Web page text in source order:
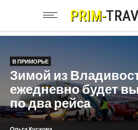
В ПРИМОРЬЕ
Зимой из
ежедневно будет
по два рейса